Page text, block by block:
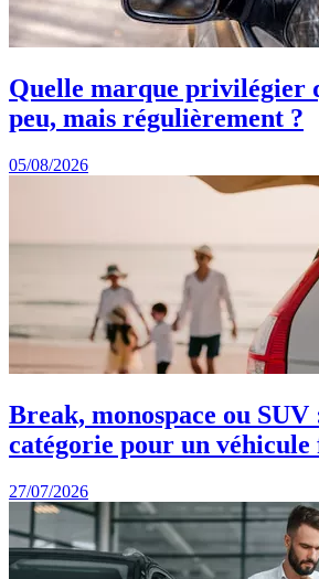
Quelle marque privilégier
peu, mais régulièrement ?
05/08/2026
Break, monospace ou SUV
catégorie pour un
27/07/2026